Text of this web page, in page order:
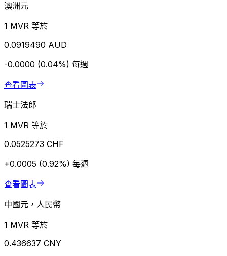
澳洲元
1 MVR 等於
0.0919490 AUD
-0.0000 (0.04%) 每週
查看圖表
瑞士法郎
1 MVR 等於
0.0525273 CHF
+0.0005 (0.92%) 每週
查看圖表
中國元，人民幣
1 MVR 等於
0.436637 CNY